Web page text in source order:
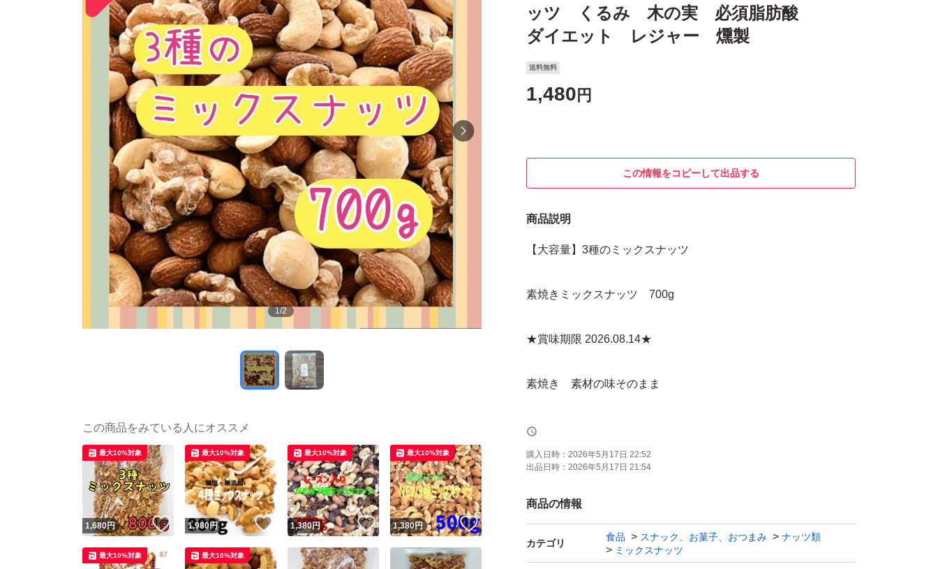
1/2
ッツ くるみ 木の実 必須脂肪酸
ダイエット レジャー 燻製
送料無料
1,480 円
この情報をコピーして出品する
商品説明
【大容量】3種のミックスナッツ
素焼きミックスナッツ 700g
★賞味期限 2026.08.14★
素焼き 素材の味そのまま
・アーモンド
・くるみ
田作り、パン等の料理や燻製、おつまみ用に購入していますが使
購入日時： 2026年5月17日 22:52
出品日時： 2026年5月17日 21:54
商品の情報
カテゴリ
食品 スナック、お菓子、おつまみ
ナッツ類
ミックスナッツ
この商品をみている人にオススメ
1,680円 いいね！
最大10%対象
1,980円 いいね！
最大10%対象
1,380円 いいね！
最大10%対象
1,380円 いいね！
最大10%対象
最大10%対象 最大10%対象